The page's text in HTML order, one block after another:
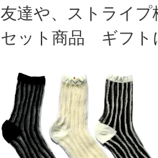
友達や、ストライ
セット商品 ギフト